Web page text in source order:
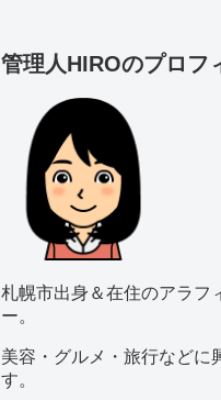
管理人HIROのプロフ
札幌市出身＆在住のアラフ
ー。
美容・グルメ・旅行などに
す。